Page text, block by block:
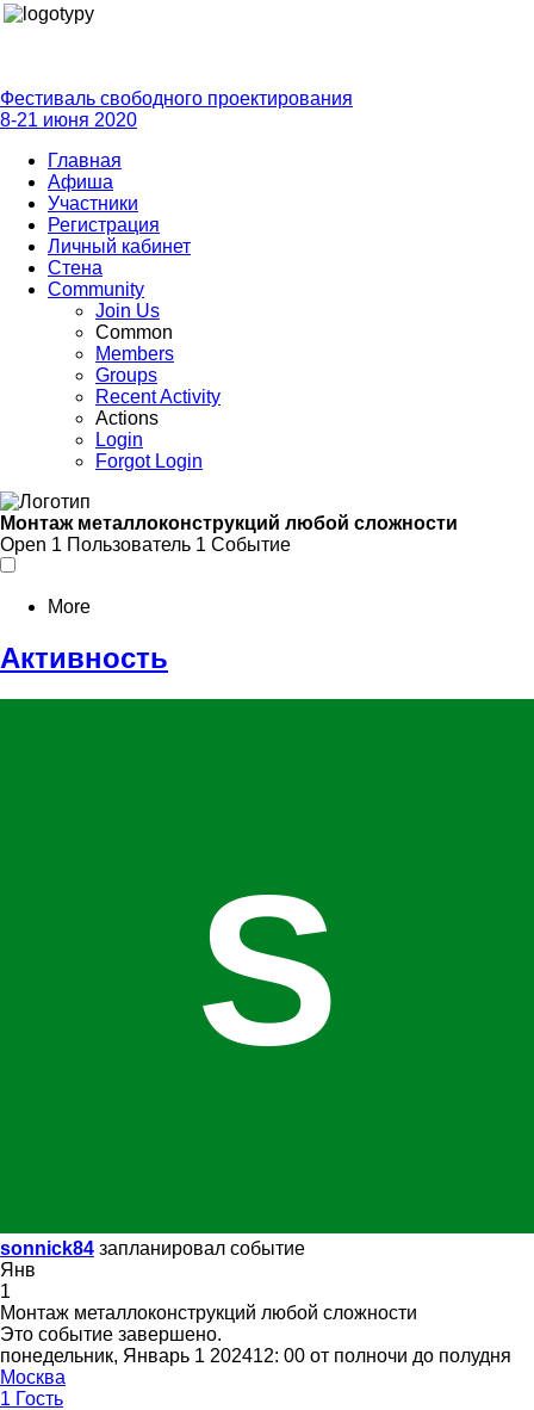
Фестиваль свободного проектирования
8-21 июня 2020
Главная
Афиша
Участники
Регистрация
Личный кабинет
Стена
Community
Join Us
Common
Members
Groups
Recent Activity
Actions
Login
Forgot Login
Монтаж металлоконструкций любой сложности
Open 1 Пользователь 1 Событие
More
Активность
S
sonnick84 запланировал событие
Янв
1
Монтаж металлоконструкций любой сложности
Это событие завершено.
понедельник, Январь 1 202412: 00 от полночи до полудня
Москва
1 Гость